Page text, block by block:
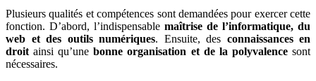
Plusieurs qualités et compétences sont demandées pour exercer cette
fonction. D’abord, l’indispensable maîtrise de l’informatique, du
web et des outils numériques. Ensuite, des connaissances en
droit ainsi qu’une bonne organisation et de la polyvalencesont
nécessaires.